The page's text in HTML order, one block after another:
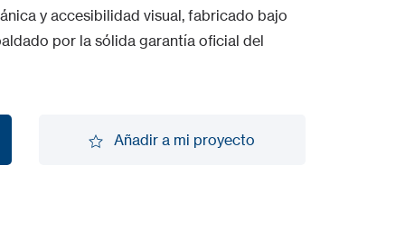
y accesibilidad visual, fabricado bajo
por la sólida garantía oficial del
Añadir a mi proyecto